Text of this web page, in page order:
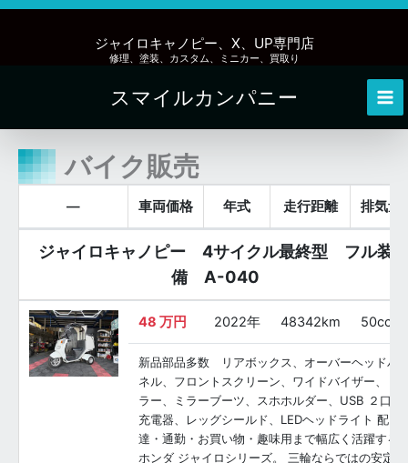
内
ッ
ジャイロキャノピー、X、UP専門店
修理、塗装、カスタム、ミニカー、買取り
スマイルカンパニー
バイク販売
— 車両価格 年式 走行距離 排気量
ジャイロキャノピー 4サイクル最終型 フル装
備 A-040
48 万円 2022年 48342km 50cc
新品部品多数 リアボックス、オーバーヘッドパ
ネル、フロントスクリーン、ワイドバイザー、 ミ
ラー、ミラーブーツ、スホホルダー、USB ２口
充電器、レッグシールド、LEDヘッドライト 配
達・通勤・お買い物・趣味用まで幅広く活躍する
ホンダ ジャイロシリーズ。 三輪ならではの安定